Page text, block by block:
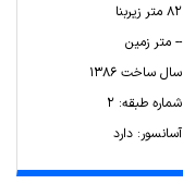
82 متر زیربنا
-- متر زمین
سال ساخت 1386
شماره طبقه: 2
آسانسور: دارد